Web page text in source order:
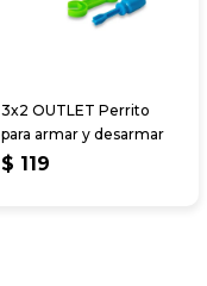
3x2 OUTLET Perrito
para armar y desarmar
$ 119